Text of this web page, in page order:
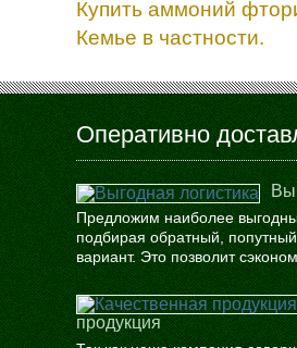
Купить аммоний
Кемье в частности.
Оперативно
Предложим наиболее
подбирая обратный,
вариант. Это позволит
продукция